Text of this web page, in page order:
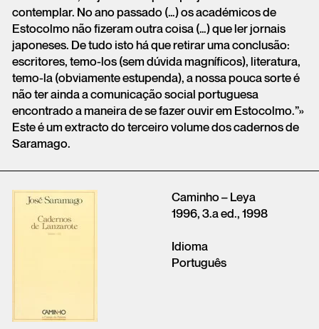
contemplar. No ano passado (…) os académicos de
Estocolmo não fizeram outra coisa (…) que ler jornais
japoneses. De tudo isto há que retirar uma conclusão:
escritores, temo-los (sem dúvida magníficos), literatura,
temo-la (obviamente estupenda), a nossa pouca sorte é
não ter ainda a comunicação social portuguesa
encontrado a maneira de se fazer ouvir em Estocolmo.”»
Este é um extracto do terceiro volume dos cadernos de
Saramago.
Caminho – Leya
1996, 3.a ed., 1998
Idioma
Português